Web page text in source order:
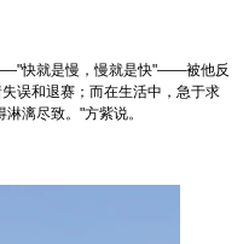
快就是慢，慢就是快"——被他反
误和退赛；而在生活中，急于求
漓尽致。"方紫说。